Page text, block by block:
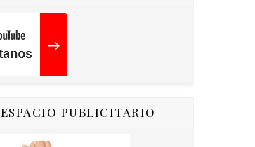
ESPACIO PUBLICITARIO